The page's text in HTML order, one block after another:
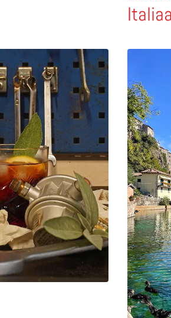
nieuwe 100% biologische gin uit